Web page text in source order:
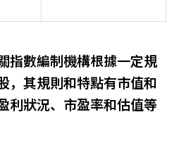
指數編制機構根據一定規
，其規則和特點有市值和
利狀況、市盈率和估值等